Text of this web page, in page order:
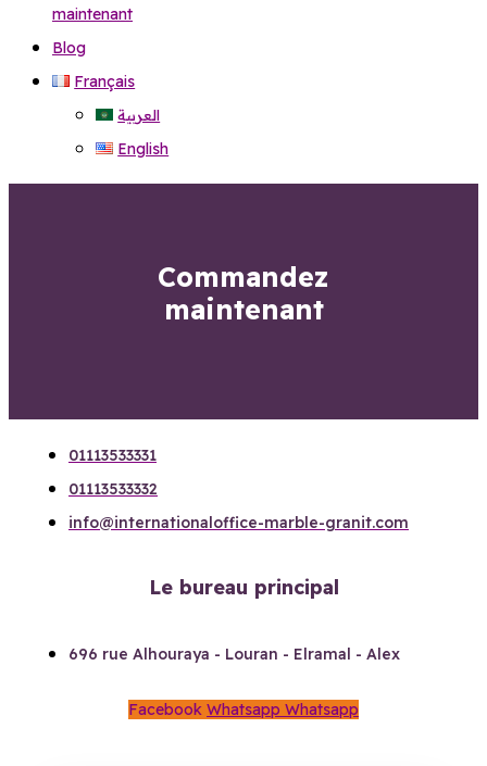
maintenant
Blog
Français
العربية
English
Commandez
maintenant
01113533331
01113533332
info@internationaloffice-marble-granit.com
Le bureau principal
696 rue Alhouraya - Louran - Elramal - Alex
Facebook Whatsapp Whatsapp